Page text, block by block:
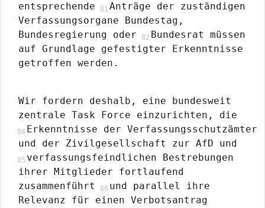
entsprechende
Anträge der zuständigen
Verfassungsorgane Bundestag,
Bundesregierung oder
Bundesrat müssen
auf Grundlage gefestigter Erkenntnisse
getroffen werden.
Wir fordern deshalb, eine bundesweit
zentrale Task Force einzurichten, die
Erkenntnisse der Verfassungsschutzämter
und der Zivilgesellschaft zur AfD und
verfassungsfeindlichen Bestrebungen
ihrer Mitglieder fortlaufend
zusammenführt
und parallel ihre
Relevanz für einen Verbotsantrag